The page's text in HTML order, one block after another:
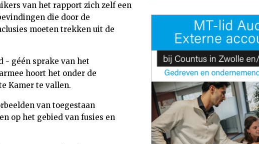
van het rapport zich zelf een
die door de
moeten trekken uit de
- géén sprake van het
hoort het onder de
Kamer te vallen.
van toegestaan
op het gebied van fusies en